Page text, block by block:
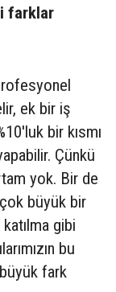
farklar
ek bir iş
bir kısmı
Çünkü
yok. Bir de
çok büyük bir
gibi
bu
fark